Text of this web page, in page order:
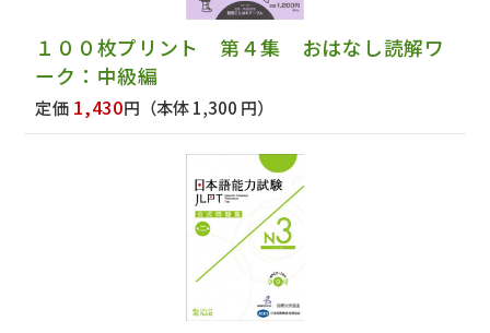
１００枚プリント 第４集 おはなし読解ワ
ーク：中級編
定価 1,430円 （本体 1,300 円）